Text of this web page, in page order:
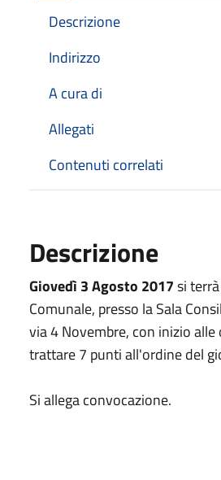
Descrizione
Indirizzo
A cura di
Allegati
Contenuti correlati
Descrizione
Giovedì 3 Agosto 2017si
Comunale, presso la Sala
via 4 Novembre, con inizio alle
trattare 7 punti all'ordine del
Si allega convocazione.